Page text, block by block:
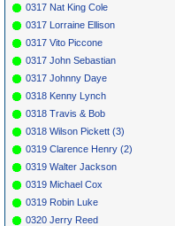
0317 Nat King Cole
0317 Lorraine Ellison
0317 Vito Piccone
0317 John Sebastian
0317 Johnny Daye
0318 Kenny Lynch
0318 Travis & Bob
0318 Wilson Pickett (3)
0319 Clarence Henry (2)
0319 Walter Jackson
0319 Michael Cox
0319 Robin Luke
0320 Jerry Reed